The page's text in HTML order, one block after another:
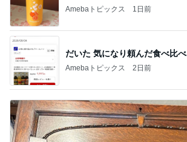
Amebaトピックス 1日前
だいた 気になり頼んだ食べ比べ
Amebaトピックス 2日前